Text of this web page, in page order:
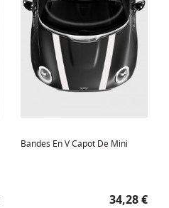
Bandes En V Capot De Mini
Prix
34,28 €